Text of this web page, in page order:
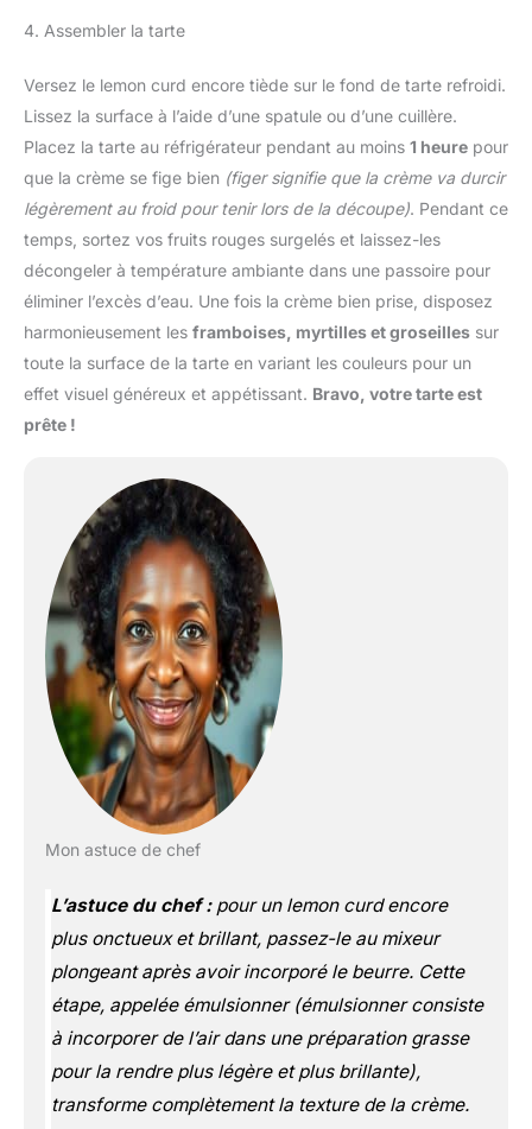
4. Assembler la tarte
Versez le lemon curd encore tiède sur le fond de tarte refroidi.
Lissez la surface à l’aide d’une spatule ou d’une cuillère.
Placez la tarte au réfrigérateur pendant au moins 1 heure pour
que la crème se fige bien (figer signifie que la crème va durcir
légèrement au froid pour tenir lors de la découpe). Pendant ce
temps, sortez vos fruits rouges surgelés et laissez-les
décongeler à température ambiante dans une passoire pour
éliminer l’excès d’eau. Une fois la crème bien prise, disposez
harmonieusement les framboises, myrtilles et groseilles sur
toute la surface de la tarte en variant les couleurs pour un
effet visuel généreux et appétissant. Bravo, votre tarte est
prête !
Mon astuce de chef
L’astuce du chef :pour un lemon curd encore
plus onctueux et brillant, passez-le au mixeur
plongeant après avoir incorporé le beurre. Cette
étape, appelée émulsionner (émulsionner consiste
à incorporer de l’air dans une préparation grasse
pour la rendre plus légère et plus brillante),
transforme complètement la texture de la crème.